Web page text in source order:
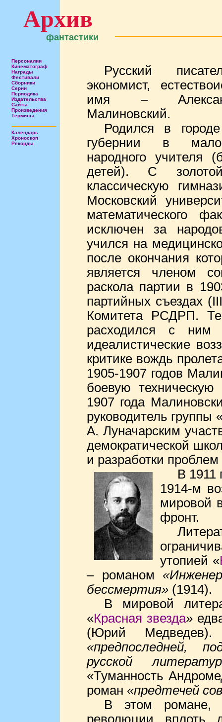
Архив
фантастики
Персоналии
Кинематограф
Награды
Фестивали
Сборники
Серии
Периодика
Издательства
Сайты
Произведения
Термины
Календарь
Хроноскоп
Рекорды
Русский
экономист,
имя –
Малиновский.
Родился в
губернии в
народного
детей). С
классическую
Московский
математического
исключен за
учился на
после окончания
является членом
раскола партии в
партийных съездах
Комитета РСДРП.
расходился с ним
идеалистические
критике вождь
1905-1907 годов
боевую
1907 года
руководитель
А. Луначарским
демократической
и разработки проблем
В 1911
1914-м
мировой
фронт.
утопией «
– романом
бессмертия» (1914).
В мировой
«Красная звезда»
(Юрий Медведев).
«предпоследней,
русской
«Туманность
роман «предтечей
В этом романе,
революции вплоть